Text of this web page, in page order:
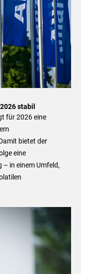
stabil
für 2026 eine
bietet der
eine
in einem Umfeld,